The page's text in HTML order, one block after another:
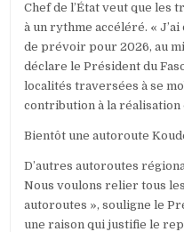
Chef de l’État veut que les
à un rythme accéléré. «
de prévoir pour 2026, au
déclare le Président du
localités traversées à se
contribution à la réalisation
Bientôt une autoroute
D’autres autoroutes
Nous voulons relier tous
autoroutes », souligne le
une raison qui justifie le